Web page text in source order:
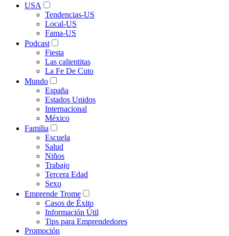
USA
Tendencias-US
Local-US
Fama-US
Podcast
Fiesta
Las calientitas
La Fe De Cuto
Mundo
España
Estados Unidos
Internacional
México
Familia
Escuela
Salud
Niños
Trabajo
Tercera Edad
Sexo
Emprende Trome
Casos de Éxito
Información Útil
Tips para Emprendedores
Promoción